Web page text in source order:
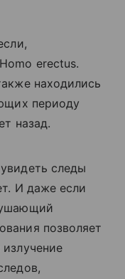
erectus.
находились
периоду
назад.
следы
И даже если
позволяет